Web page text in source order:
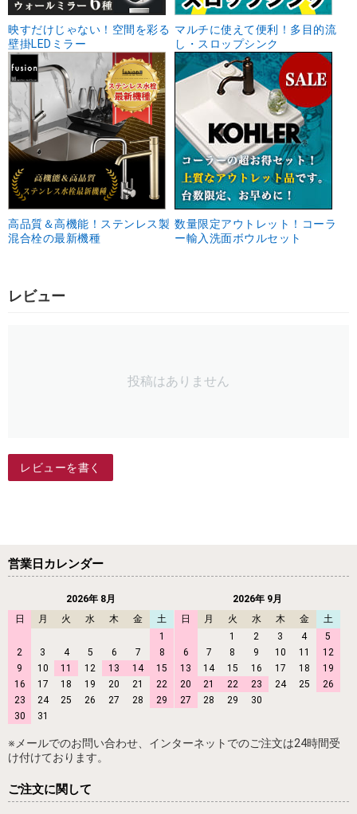
映すだけじゃない！空間を彩る
壁掛LEDミラー
マルチに使えて便利！多目的流
し・スロップシンク
高品質＆高機能！ステンレス製
混合栓の最新機種
数量限定アウトレット！コーラ
ー輸入洗面ボウルセット
レビュー
投稿はありません
レビューを書く
営業日カレンダー
2026年 8月
日
月 火 水 木 金
土
1
2
3 4 5 6 7
8
9
10 11 12 13 14
15
16
17 18 19 20 21
22
23
24 25 26 27 28
29
30
31
2026年 9月
日
月 火 水 木 金
土
1
2 3 4
5
6
7 8 9 10 11
12
13
14 15 16 17 18
19
20
21 22 23 24 25
26
27
28 29 30
※メールでのお問い合わせ、インターネットでのご注文は24時間受
け付けております。
ご注文に関して